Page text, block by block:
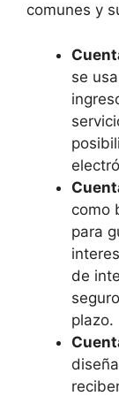
comunes y
se
como
para
de
plazo.